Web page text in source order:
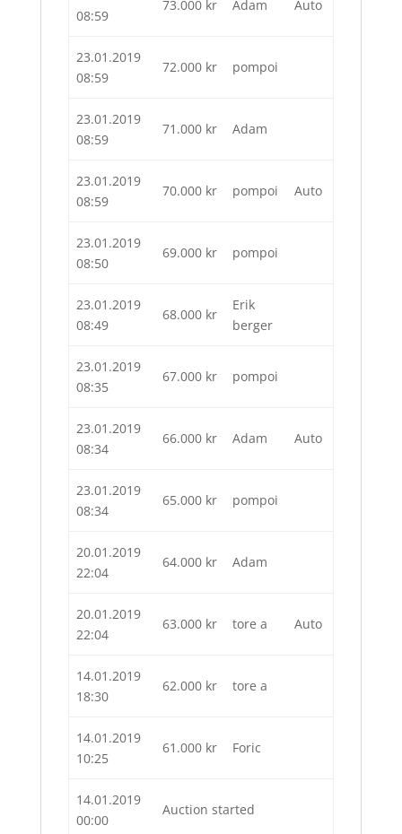
08:59
73.000 kr Adam Auto
23.01.2019
08:59
72.000 kr pompoi
23.01.2019
08:59
71.000 kr Adam
23.01.2019
08:59
70.000 kr pompoi Auto
23.01.2019
08:50
69.000 kr pompoi
23.01.2019
08:49
68.000 kr
Erik
berger
23.01.2019
08:35
67.000 kr pompoi
23.01.2019
08:34
66.000 kr Adam Auto
23.01.2019
08:34
65.000 kr pompoi
20.01.2019
22:04
64.000 kr Adam
20.01.2019
22:04
63.000 kr tore a Auto
14.01.2019
18:30
62.000 kr tore a
14.01.2019
10:25
61.000 kr Foric
14.01.2019
00:00
Auction started